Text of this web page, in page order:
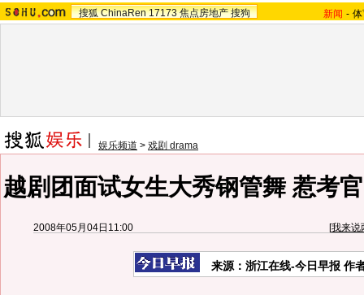
搜狐 ChinaRen 17173 焦点房地产 搜狗 新闻 -
娱乐频道 > 戏剧 drama
越剧团面试女生大秀钢管舞 惹考
2008年05月04日11:00 [我来说
来源：浙江在线-今日早报 作